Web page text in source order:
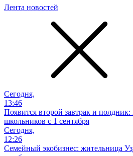
Лента новостей
Сегодня,
13:46
Появится второй завтрак и
школьников с 1 сентября
Сегодня,
12:26
Семейный экобизнес: жительница